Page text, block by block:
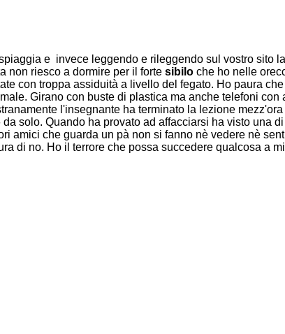
e invece leggendo e rileggendo sul vostro sito
non riesco a dormire per il forte sibilo che ho nelle
con troppa assiduità a livello del fegato. Ho paura
Girano con buste di plastica ma anche telefoni
l'insegnante ha terminato la lezione
solo. Quando ha provato ad affacciarsi ha visto una
che guarda un pà non si fanno nè vedere nè
di no. Ho il terrore che possa succedere qualcosa a